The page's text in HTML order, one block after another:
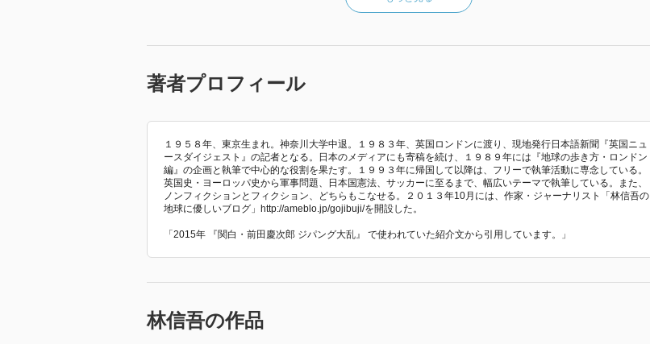
著者プロフィール
１９５８年、東京生まれ。神奈川大学中退。１９８３年、英国ロンドンに渡り、現地発行日本語新聞『英国ニュ
ースダイジェスト』の記者となる。日本のメディアにも寄稿を続け、１９８９年には『地球の歩き方・ロンドン
編』の企画と執筆で中心的な役割を果たす。１９９３年に帰国して以降は、フリーで執筆活動に専念している。
英国史・ヨーロッパ史から軍事問題、日本国憲法、サッカーに至るまで、幅広いテーマで執筆している。また、
ノンフィクションとフィクション、どちらもこなせる。２０１３年10月には、作家・ジャーナリスト「林信吾の
地球に優しいブログ」http://ameblo.jp/gojibuji/を開設した。
「2015年 『関白・前田慶次郎 ジパング大乱』 で使われていた紹介文から引用しています。」
林信吾の作品